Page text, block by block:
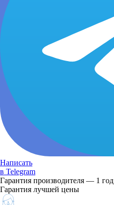
Написать
в Telegram
Гарантия производителя — 1 год
Гарантия лучшей цены